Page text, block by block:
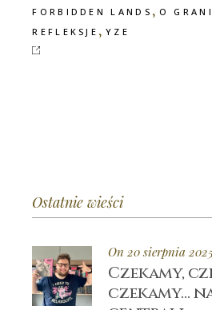
FORBIDDEN LANDS , O
REFLEKSJE ,YZE
Ostatnie wieści
On 20 sierpnia
Czekamy,
czekamy…